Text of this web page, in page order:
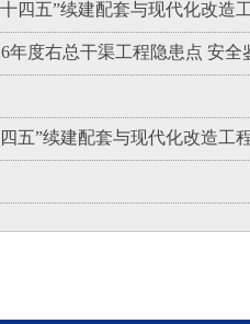
十四五”续建配套与现代化改
年度右总干渠工程隐患点 安
五”续建配套与现代化改造工